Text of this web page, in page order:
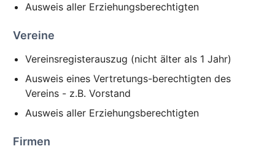
Ausweis aller Erziehungsberechtigten
Vereine
Vereinsregisterauszug (nicht älter als 1 Jahr)
Ausweis eines Vertretungs-berechtigten des
Vereins - z.B. Vorstand
Ausweis aller Erziehungsberechtigten
Firmen